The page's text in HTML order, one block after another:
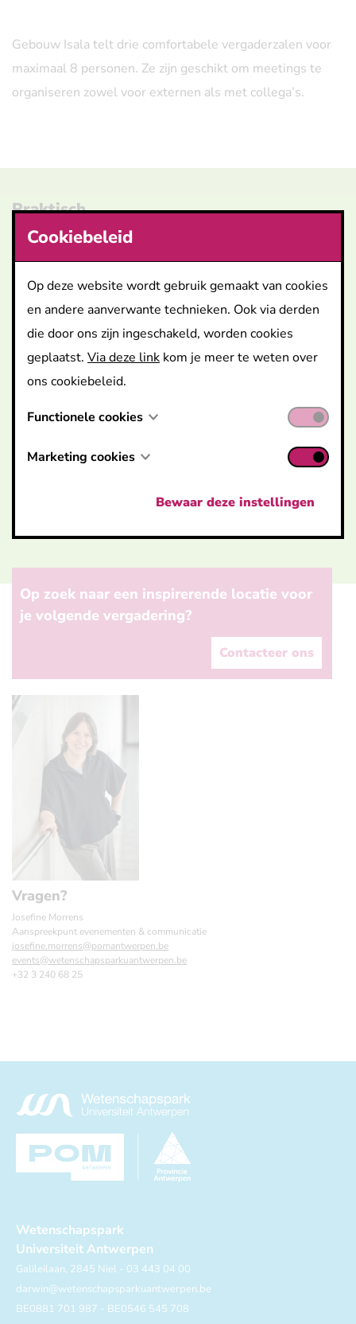
Gebouw Isala telt drie comfortabele vergaderzalen voor
maximaal 8 personen. Ze zijn geschikt om meetings te
organiseren zowel voor externen als met collega’s.
Praktisch
Voor vergaderingen, workshops, break-out sessies.
veel daglicht
Wifi / scherm / webcam
geluidsinstallatie
Prijzen
prijs / uur tijdens de kantooruren*: € 35
Op zoek naar een inspirerende locatie voor
je volgende vergadering?
Contacteer ons
Vragen?
Josefine Morrens
Aanspreekpunt evenementen & communicatie
josefine.morrens@pomantwerpen.be
events@wetenschapsparkuantwerpen.be
+32 3 240 68 25
Wetenschapspark
Universiteit Antwerpen
Galileilaan, 2845 Niel - 03 443 04 00
darwin@wetenschapsparkuantwerpen.be
BE0881 701 987 - BE0546 545 708
Cookiebeleid
Op deze website wordt gebruik gemaakt van cookies
en andere aanverwante technieken. Ook via derden
die door ons zijn ingeschakeld, worden cookies
geplaatst. Via deze link kom je meer te weten over
ons cookiebeleid.
Functionele cookies
Marketing cookies
Bewaar deze instellingen